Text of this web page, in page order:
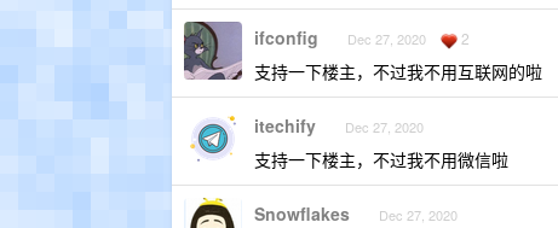
ifconfig Dec 27, 2020 2
支持一下楼主，不过我不用互联网的啦
itechify Dec 27, 2020
支持一下楼主，不过我不用微信啦
Snowflakes Dec 27, 2020